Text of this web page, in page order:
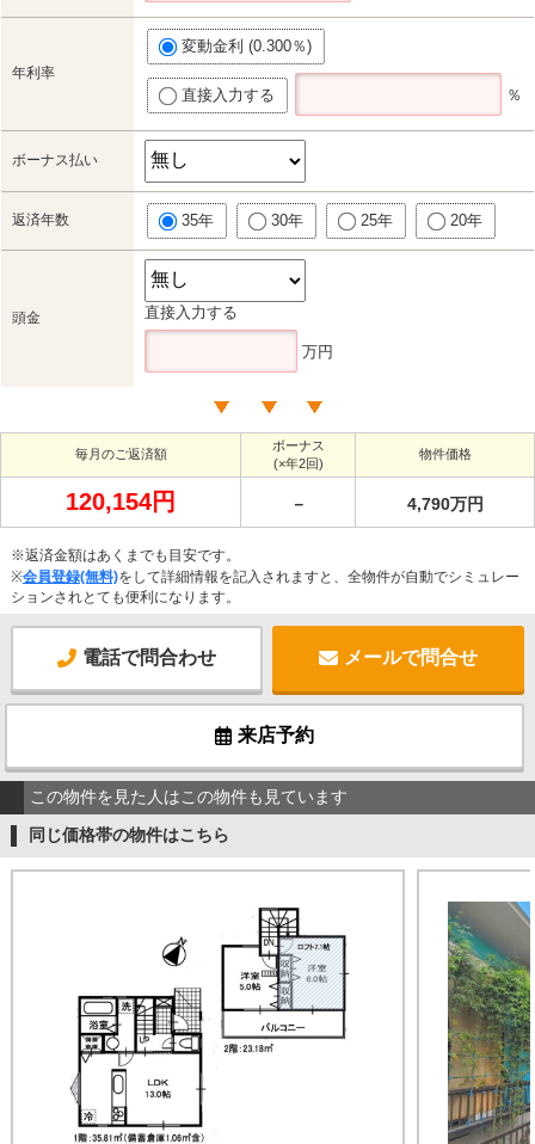
年利率
変動金利 (0.300％)
直接入力する ％
ボーナス払い
返済年数 35年 30年 25年 20年
頭金 直接入力する
万円
毎月のご返済額
ボーナス
(×年2回)
物件価格
120,154円 － 4,790万円
※返済金額はあくまでも目安です。
※会員登録(無料)をして詳細情報を記入されますと、全物件が自動でシミュレー
ションされとても便利になります。
電話で問合わせ メールで問合せ
来店予約
この物件を見た人はこの物件も見ています
同じ価格帯の物件はこちら